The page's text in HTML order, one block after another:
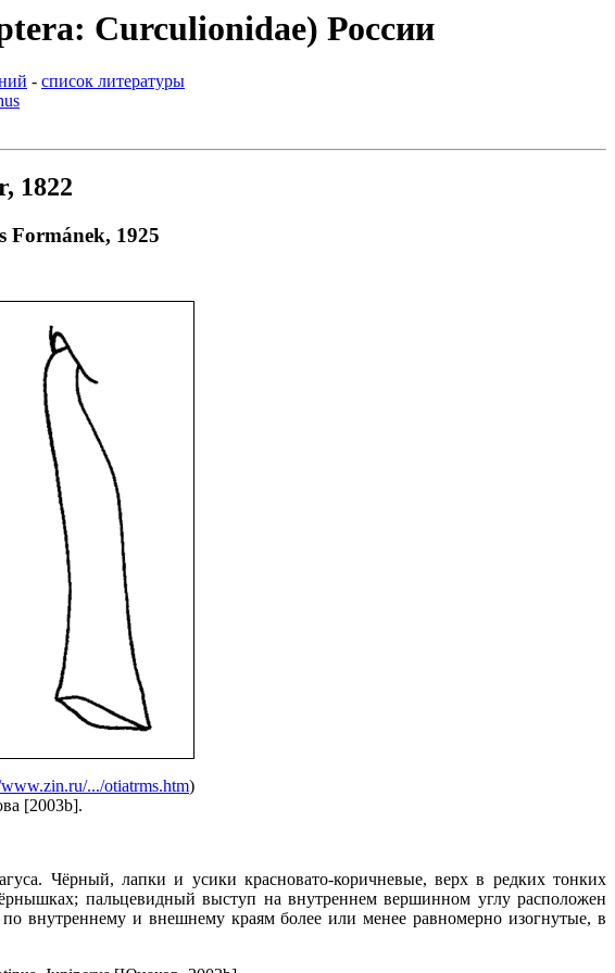
Curculionidae) России
- список литературы
1822
Formánek, 1925
.../otiatrms.htm)
[2003b].
Чёрный, лапки и усики красновато-коричневые, верх в редких тонких
пальцевидный выступ на внутреннем вершинном углу расположен
внутреннему и внешнему краям более или менее равномерно изогнутые, в